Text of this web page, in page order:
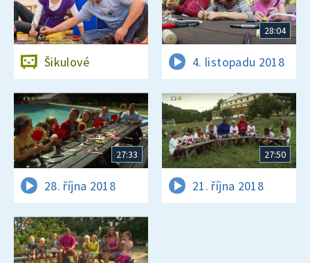
Šikulové
28:04
4. listopadu 2018
27:33
28. října 2018
27:50
21. října 2018